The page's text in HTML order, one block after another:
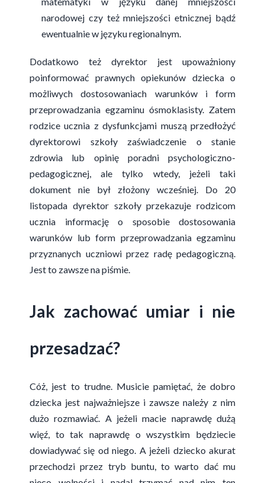
narodowej czy też mniejszości etnicznej bądź
ewentualnie w języku regionalnym.
Dodatkowo też dyrektor jest upoważniony
poinformować prawnych opiekunów dziecka o
możliwych dostosowaniach warunków i form
przeprowadzania egzaminu ósmoklasisty. Zatem
rodzice ucznia z dysfunkcjami muszą przedłożyć
dyrektorowi szkoły zaświadczenie o stanie
zdrowia lub opinię poradni psychologiczno-
pedagogicznej, ale tylko wtedy, jeżeli taki
dokument nie był złożony wcześniej. Do 20
listopada dyrektor szkoły przekazuje rodzicom
ucznia informację o sposobie dostosowania
warunków lub form przeprowadzania egzaminu
przyznanych uczniowi przez radę pedagogiczną.
Jest to zawsze na piśmie.
Jak zachować umiar i nie
przesadzać?
Cóż, jest to trudne. Musicie pamiętać, że dobro
dziecka jest najważniejsze i zawsze należy z nim
dużo rozmawiać. A jeżeli macie naprawdę dużą
więź, to tak naprawdę o wszystkim będziecie
dowiadywać się od niego. A jeżeli dziecko akurat
przechodzi przez tryb buntu, to warto dać mu